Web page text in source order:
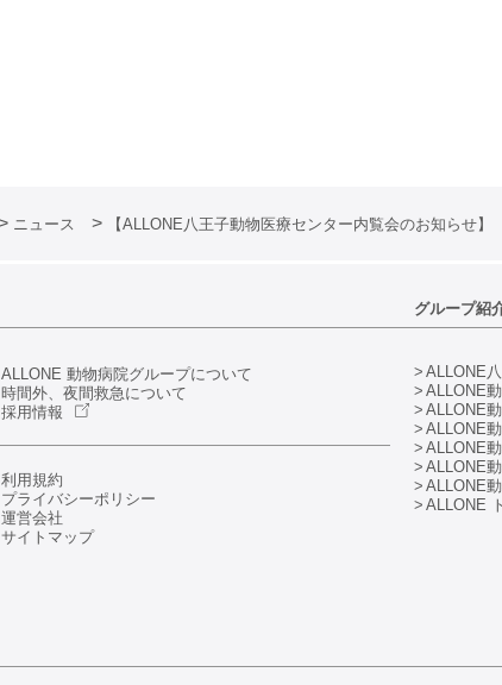
ニュース 【ALLONE八王子動物医療センター内覧会のお知らせ】
ALLONE 動物病院グループについて
時間外、夜間救急について
採用情報
利用規約
プライバシーポリシー
運営会社
サイトマップ
グループ紹
ALLONE
ALLONE
ALLONE
ALLONE
ALLONE
ALLONE
ALLONE
ALLONE